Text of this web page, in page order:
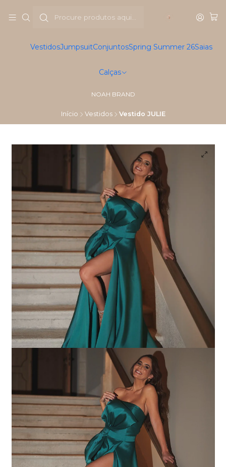
VestidosJumpsuitConjuntosSpring Summer 26Saias
Calças
NOAH BRAND
Início Vestidos Vestido JULIE